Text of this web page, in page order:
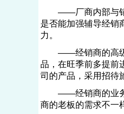
——厂商内部与销
是否能加强辅导经销
力。
——经销商的高级
品，在旺季前多提前
司的产品，采用招
——经销商的业务
商的老板的需求不一